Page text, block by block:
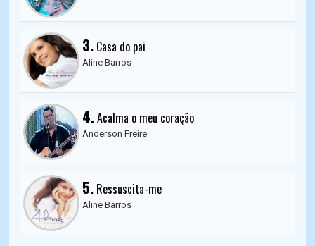
3. Casa do pai
Aline Barros
4.Acalma o meu coração
Anderson Freire
5. Ressuscita-me
Aline Barros